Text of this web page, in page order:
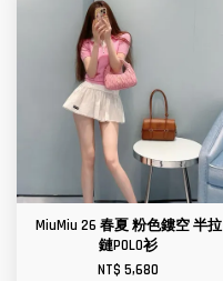
MiuMiu 26 春夏 粉色鏤空 半拉
鏈POLO衫
NT$ 5,680